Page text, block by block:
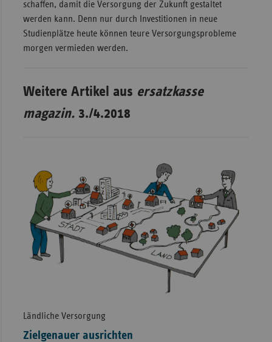
schaffen, damit die Versorgung der Zukunft gestaltet
werden kann. Denn nur durch Investitionen in neue
Studienplätze heute können teure Versorgungsprobleme
morgen vermieden werden.
Weitere Artikel aus ersatzkasse
magazin.3./4.2018
Ländliche Versorgung
Zielgenauer ausrichten